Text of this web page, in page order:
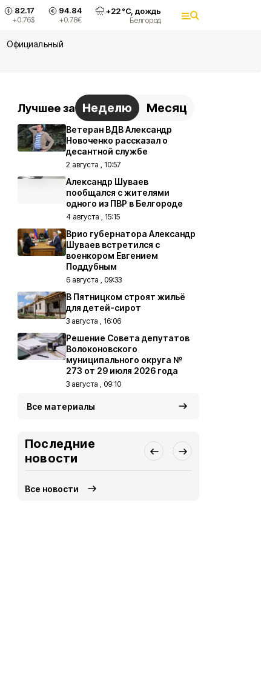
82.17
+0.76$
94.84
+0.78€
+22°С, дождь
Белгород
Официальный
Лучшее за Неделю Месяц
Ветеран ВДВ Александр
Новоченко рассказал о
десантной службе
2 августа , 10:57
Александр Шуваев
пообщался с жителями
одного из ПВР в Белгороде
4 августа , 15:15
Врио губернатора Александр
Шуваев встретился с
военкором Евгением
Поддубным
6 августа , 09:33
В Пятницком строят жильё
для детей-сирот
3 августа , 16:06
Решение Совета депутатов
Волоконовского
муниципального округа №
273 от 29 июля 2026 года
3 августа , 09:10
Все материалы
Последние
новости
Все новости